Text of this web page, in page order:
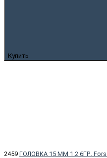
Купить
2459 ГОЛОВКА 15 ММ 1.2 6ГР..